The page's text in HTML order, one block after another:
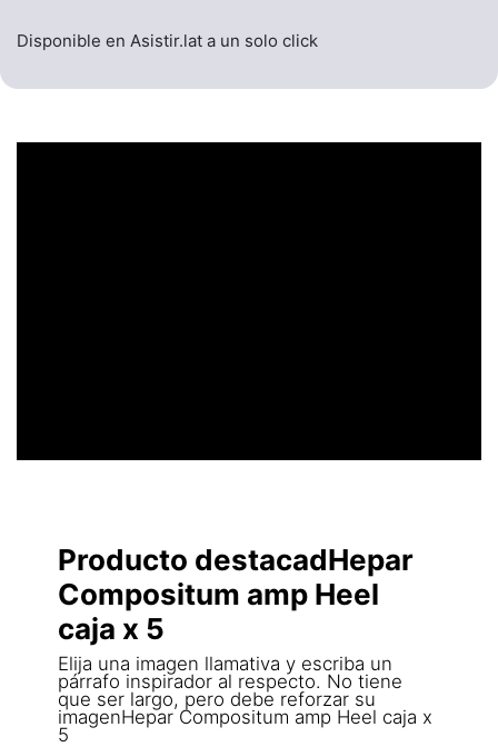
Disponible en Asistir.lat a un solo click
Producto destacadHepar
Compositum amp Heel
caja x 5
Elija una imagen llamativa y escriba un
párrafo inspirador al respecto. No tiene
que ser largo, pero debe reforzar su
imagenHepar Compositum amp Heel caja x
5